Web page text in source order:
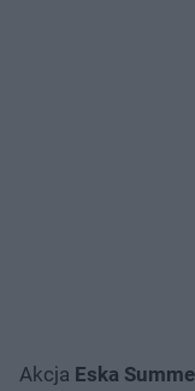
Akcja Eska